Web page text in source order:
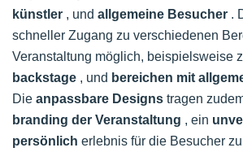
künstler , und allgemeine Besucher .
schneller Zugang zu verschiedenen
Veranstaltung möglich, beispielsweise
backstage , und bereichen mit
Die anpassbare Designs tragen
branding der Veranstaltung , ein
persönlich erlebnis für die Besucher